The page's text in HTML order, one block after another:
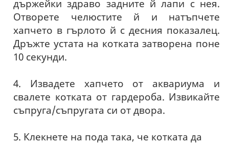
държейки здраво задните й лапи с нея.
Отворете челюстите й и натъпчете
хапчето в гърлото й с десния показалец.
Дръжте устата на котката затворена поне
10 секунди.
4. Извадете хапчето от аквариума и
свалете котката от гардероба. Извикайте
съпруга/съпругата си от двора.
5. Клекнете на пода така, че котката да